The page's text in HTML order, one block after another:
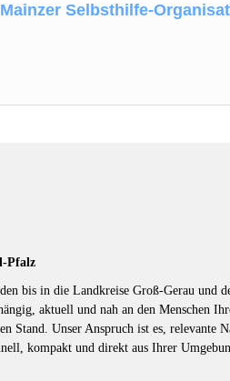
Selbsthilfe-
Pfalz
bis in die Landkreise Groß-Gerau
aktuell und nah an den
Stand. Unser Anspruch ist es, relevante
kompakt und direkt aus Ihrer